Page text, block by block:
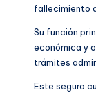
fallecimiento
Su función
económica y
trámites
Este seguro